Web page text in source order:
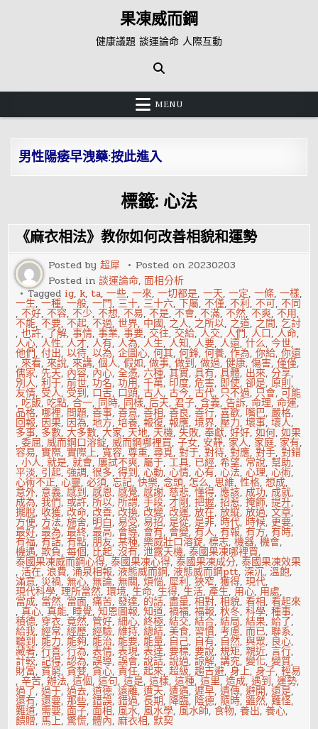
果凍威而鋼
健康議題 談運論命 人際互動
MENU
男性陽痿早洩藥:按此進入
標籤: 心法
《麻衣相法》教你如何改善相貌和運勢
Posted by超犀 Posted on20230203
Posted in談運論命,面相分析
Tagged ig, k, ta,一些,一來,一切都是,一天,一定,一條,一樣,
一生,一種,一般,一門, 三十, 三十六,下屬,不僅,不利,不可,不同
,不好,不容,不少,不想,不易,不是,不會,不滿,不然,不爽,不用,
不能,不要,不起,不過,世界, 中國, 之人, 之所以, 之道, 之間,乞討
,也許, 了解,事情,事業,事要, 交往, 交給,人交,人們,人口,人命,
人心,人性,人才,人有,人為,人生,人知,人要,人還,什么,今世,
他們,付出,以待,以為,企圖心,何其,何鋒,何養,作為,你給,你還
,來看,來說,來講,個人,假如,做事,做到,做過,健康,傷害,僅僅,
儒家,先天, 內容, 內心,全憑,六種,其實,具有,具體, 出來,分享,
別人,利于,前世,功名,功用,千萬, 印度,危害, 即使,卻是,原則,
友情, 受人, 受到, 口舌, 口頭,古人,古今,古代, 只不過, 只會,可能
, 吃飯, 吃點,合一, 同時, 同樣,后天,君子,含義,告訴,命理,命運,
品格, 哪裡, 問題,善事,善意,善相,善良,善行,喜歡, 嘴巴,嚴格,
回報, 因果, 因為,地方,培養,報復,報應,境界,壓力,壞事,壞人,
多事, 多數,大多數,大家, 天地, 天機,失敗,奉獻,好好,如何,如果
,委屈,威而鋼口溶錠,威而鋼哪裡買,子女, 安靜, 家人, 家庭, 家有,
容易,實際,實際上, 寬容,尊重,尋覓,對于,對待,對應,對手,對錯
,小人,就是,就會,屢試不爽,屬于,工具, 已經,希望, 常說,幫助,
平淡, 引起,強調,很多,得到,心動,心情,心有,心法,心理,心術,
心術不正,心靈,必須,忘記,快樂,念頭, 怎么, 思維,性格,想成,
意外, 意義,感到,感恩,感覺,感謝,慈悲,懂得,應該, 成功,成就,
成為,我們, 或許,所以,所謂,手段,才剛,把握,招惹,掩飾,提升,
擺脫, 收獲, 改命, 改善, 改換, 改變, 改運,放在,放縱,放過,文章,
方便, 方法,施舍, 明白,易受,易招,是從,是非, 時代, 時候, 更要,
最好,最為,最終,最高, 會導, 會有, 會變,有人,有報,有方,有時,
有福,有話,有點,朋友,某種,樂威壯口溶錠,標志,機器,機會,
機遇,欺負,每個, 比起,沒有,泄露天機,泰國果凍哪裡買,
泰國果凍威而鋼心得,泰國果凍心得,泰國果凍成分,泰國果凍效果
,活在,浪費,涌泉相報,液態威而鋼,液態威而鋼ptt,深沉,溫飽,
滿意, 災禍,無心,無論,無關,煩惱,犀利,狹窄,獲得,現代,
現代科學,理所當然,環境,生命,生得,生活,產生, 用心, 用處,
當成, 當然, 當面,痛苦,發達, 的話,盡量,相對,相貌,看相,看起來
,真心,真能, 睡覺,知恩圖報,知道,禍福,福報,秋冬,科學,種事,
積德, 穿衣,竟然,管好,細心,終極,結交,結合,結局,結果,給了,
給我,經常,經歷,經驗,維持,總結,美食, 習慣,考慮,而已,聯系,
聽到,能力,能夠,能治, 能要, 能量, 自己, 自有, 自然,與眾, 良心,
藏著,行善,行為,表情,表現,表達,要標,要說,規矩,親近,言行,
計較,記得,認為,誤導,誤會,說話,說過,諒解,講究,變化,變質,
財富,貧窮,貪婪,貪心,責任,起來,超級,趨吉避,身上,身子,輕易
,辛苦,辦法,這個,這句,這是,這樣,這種,這里,造成,遇到,運勢,
過了,過于,過去,道德,遠離,遭天,遭遇,遲早,遺傳,避開,還是,
還有,還要,那些,錯誤,錯過,長期, 降臨, 陰德, 隨時,雖然,難怪,
難道, 需要,面子,面相, 風水, 風水學, 風水師,食物,養出,養心,
饋贈, 馬上,驚慌,體內,麻衣相, 默契